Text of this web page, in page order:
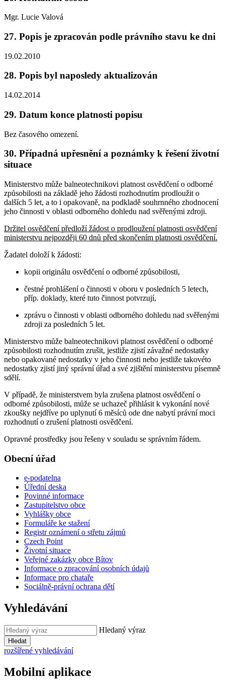
Mgr. Lucie Valová
27. Popis je zpracován podle právního stavu ke dni
19.02.2010
28. Popis byl naposledy aktualizován
14.02.2014
29. Datum konce platnosti popisu
Bez časového omezení.
30. Případná upřesnění a poznámky k řešení životní
situace
Ministerstvo může balneotechnikovi platnost osvědčení o odborné
způsobilosti na základě jeho žádosti rozhodnutím prodloužit o
dalších 5 let, a to i opakovaně, na podkladě souhrnného zhodnocení
jeho činnosti v oblasti odborného dohledu nad svěřenými zdroji.
Držitel osvědčení předloží žádost o prodloužení platnosti osvědčení
ministerstvu nejpozději 60 dnů před skončením platnosti osvědčení.
Žadatel doloží k žádosti:
kopii originálu osvědčení o odborné způsobilosti,
čestné prohlášení o činnosti v oboru v posledních 5 letech,
příp. doklady, které tuto činnost potvrzují,
zprávu o činnosti v oblasti odborného dohledu nad svěřenými
zdroji za posledních 5 let.
Ministerstvo může balneotechnikovi platnost osvědčení o odborné
způsobilosti rozhodnutím zrušit, jestliže zjistí závažné nedostatky
nebo opakované nedostatky v jeho činnosti nebo jestliže takovéto
nedostatky zjistí jiný správní úřad a své zjištění ministerstvu písemně
sdělí.
V případě, že ministerstvem byla zrušena platnost osvědčení o
odborné způsobilosti, může se uchazeč přihlásit k vykonání nové
zkoušky nejdříve po uplynutí 6 měsíců ode dne nabytí právní moci
rozhodnutí o zrušení platnosti osvědčení.
Opravné prostředky jsou řešeny v souladu se správním řádem.
Obecní úřad
e-podatelna
Úřední deska
Povinné informace
Zastupitelstvo obce
Vyhlášky obce
Formuláře ke stažení
Registr oznámení o střetu zájmů
Czech Point
Životní situace
Veřejné zakázky obce Bítov
Informace o zpracování osobních údajů
Informace pro chataře
Sociálně-právní ochrana dětí
Vyhledávání
Hledaný výraz
Hledat
rozšířené vyhledávání
Mobilní aplikace